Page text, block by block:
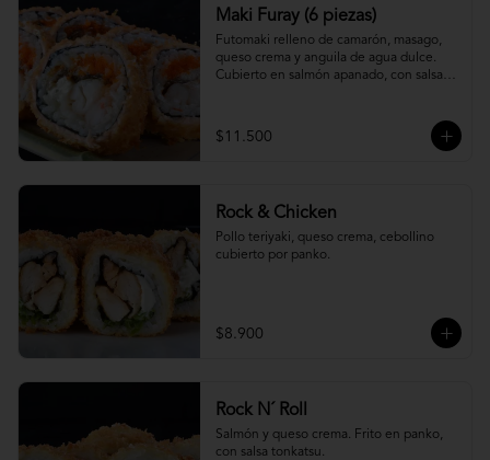
Maki Furay (6 piezas)
Futomaki relleno de camarón, masago,
queso crema y anguila de agua dulce.
Cubierto en salmón apanado, con salsa
$11.500
Rock & Chicken
Pollo teriyaki, queso crema, cebollino
cubierto por panko.
$8.900
Rock N´ Roll
Salmón y queso crema. Frito en panko,
con salsa tonkatsu.